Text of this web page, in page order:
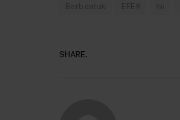
Berbentuk Ini
SHARE.